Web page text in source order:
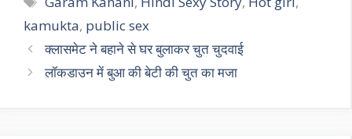
kamukta, public sex
क्लासमेट ने बहाने से घर बुलाकर चुत चुदवाई
लॉकडाउन में बुआ की बेटी की चुत का मजा